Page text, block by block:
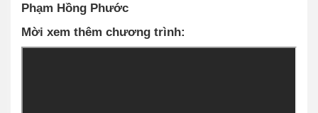
Phạm Hồng Phước
Mời xem thêm chương trình: